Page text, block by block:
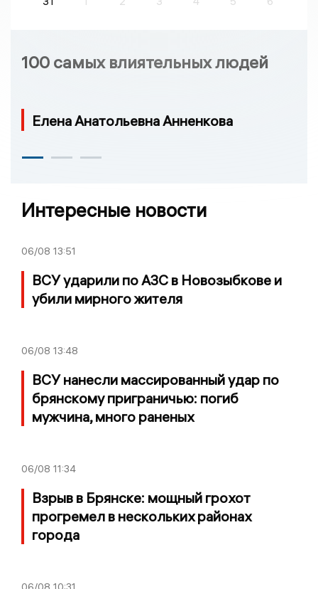
100 самых влиятельных людей
Елена Анатольевна Анненкова
Интересные новости
06/08 13:51
ВСУ ударили по АЗС в Новозыбкове и
убили мирного жителя
06/08 13:48
ВСУ нанесли массированный удар по
брянскому приграничью: погиб
мужчина, много раненых
06/08 11:34
Взрыв в Брянске: мощный грохот
прогремел в нескольких районах
города